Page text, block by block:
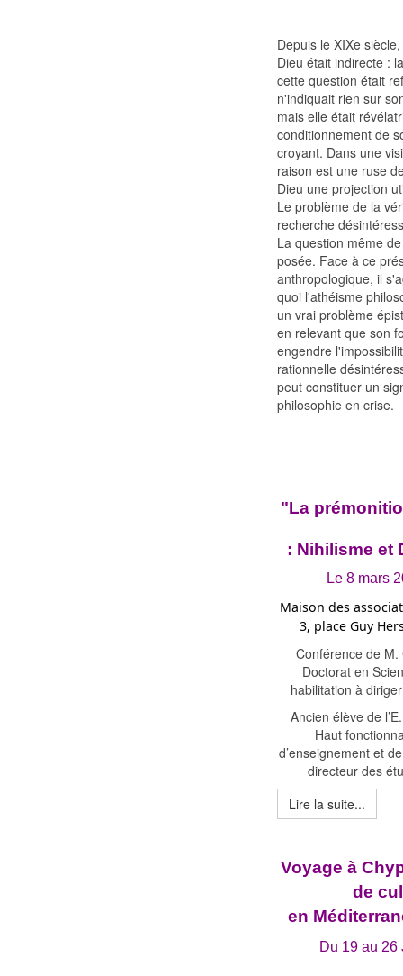
Depuis le XIXe
Dieu était indirecte :
cette question était
n'indiquait rien sur
mais elle était
conditionnement de
croyant. Dans une
raison est une ruse
Dieu une projection
Le problème de la
recherche
La question même
posée. Face à ce
anthropologique, il
quoi l'athéisme
un vrai problème
en relevant que son
engendre
rationnelle
peut constituer un
philosophie en crise.
"La
: Nihilisme et
Le 8 mars
Maison des
3, place Guy
Conférence de
Doctorat en
habilitation à
Ancien élève de
Haut
d’enseignement et
directeur des
Lire la suite...
Voyage à
de
en
Du 19 au